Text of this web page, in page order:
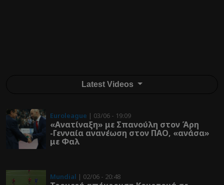
Latest Videos
Euroleague | 03/06 - 19:09
«Ανατίναξη» με Σπανούλη στον Άρη
-Γενναία ανανέωση στον ΠΑΟ, «ανάσα»
με Φαλ
Mundial | 02/06 - 20:48